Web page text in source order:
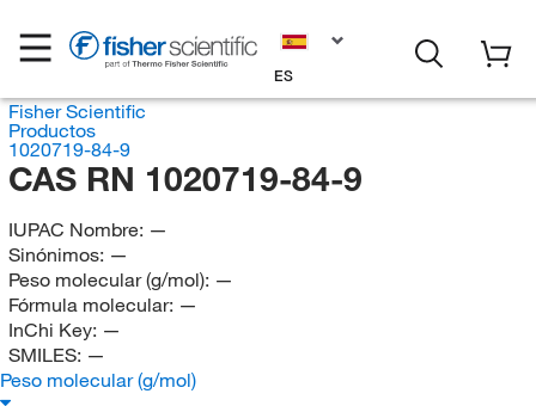
ES
Fisher Scientific
Productos
1020719-84-9
CAS RN 1020719-84-9
IUPAC Nombre: —
Sinónimos: —
Peso molecular (g/mol): —
Fórmula molecular: —
InChi Key: —
SMILES: —
Peso molecular (g/mol)